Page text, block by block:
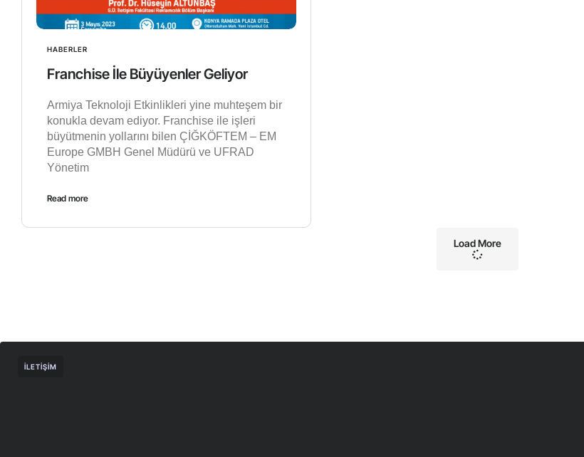
HABERLER
Franchise İle Büyüyenler Geliyor
Armiya Teknoloji Etkinlikleri yine muhteşem bir
konukla devam ediyor. Franchise ile işleri
büyütmenin yollarını bilen ÇİĞKÖFTEM – EM
Europe GMBH Genel Müdürü ve UFRAD
Yönetim
Read more
Load More
İLETIŞIM